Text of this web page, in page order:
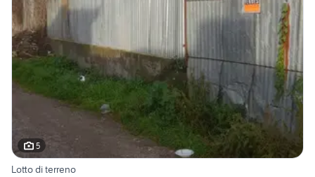
5
Lotto di terreno